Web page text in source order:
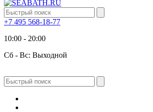
+7 495 568-18-77
10:00 - 20:00
Сб - Вс: Выходной